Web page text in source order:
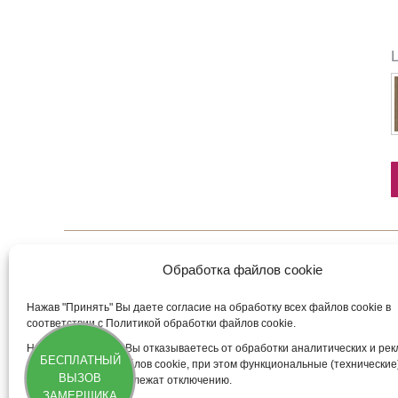
Обработка файлов cookie
Нажав "Принять" Вы даете согласие на обработку всех файлов cookie в
соответствии с Политикой обработки файлов cookie.
Нажав "Отклонить" Вы отказываетесь от обработки аналитических и
(маркетинговых) файлов cookie, при этом функциональные
файлы cookie не подлежат отключению.
5AX.O
47 909₽
1.1P.O
13
БЕСПЛАТНЫЙ
ВЫЗОВ